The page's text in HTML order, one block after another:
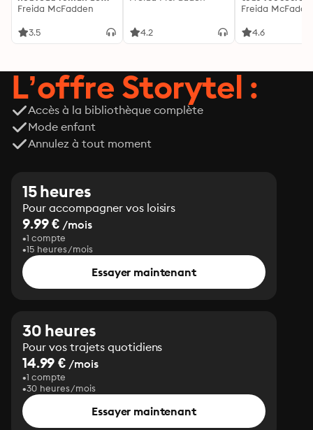
l'autrice de La femme
Freida McFadden
3.5 4.2
découvrez les
Freida
4.6
L’offre Storytel :
Accès à la bibliothèque complète
Mode enfant
Annulez à tout moment
15 heures
Pour accompagner vos loisirs
9.99 € /mois
1 compte
15 heures/mois
Essayer maintenant
30 heures
Pour vos trajets quotidiens
14.99 € /mois
1 compte
30 heures/mois
Essayer maintenant